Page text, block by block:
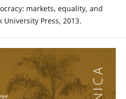
markets, equality, and
University Press, 2013.